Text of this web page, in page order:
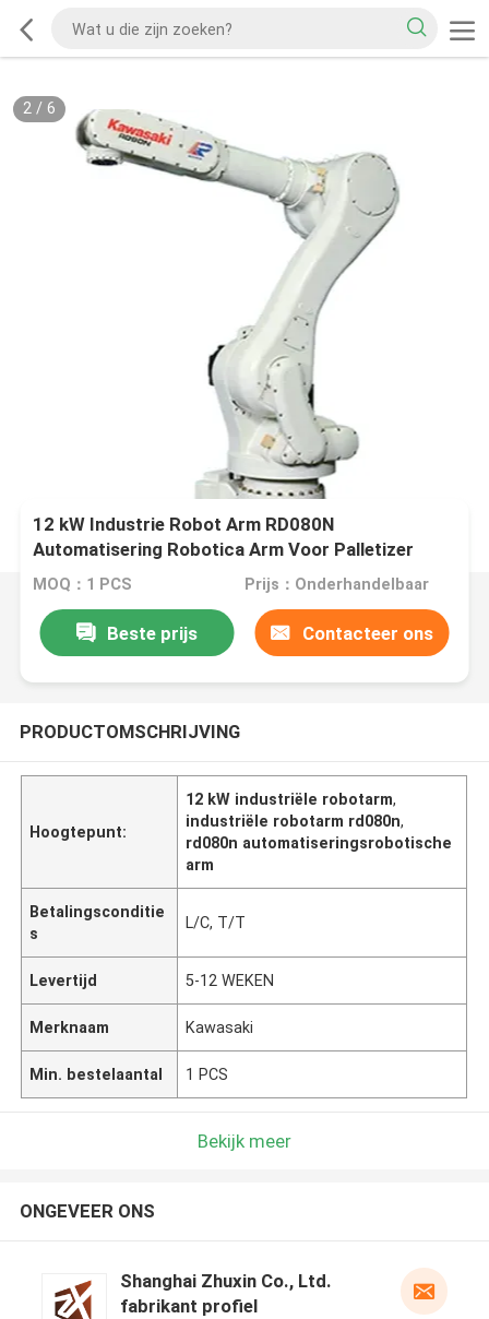
2/ 6
12 kW Industrie Robot Arm RD080N
Automatisering Robotica Arm Voor Palletizer
Consument
MOQ：1 PCS Prijs：Onderhandelbaar
Beste prijs Contacteer ons
PRODUCTOMSCHRIJVING
Hoogtepunt:
12 kW industriële robotarm,
industriële robotarm rd080n,
rd080n automatiseringsrobotische
arm
Betalingsconditie
s
L/C, T/T
Levertijd 5-12 WEKEN
Merknaam Kawasaki
Min. bestelaantal 1 PCS
Bekijk meer
ONGEVEER ONS
Shanghai Zhuxin Co., Ltd.
fabrikant profiel